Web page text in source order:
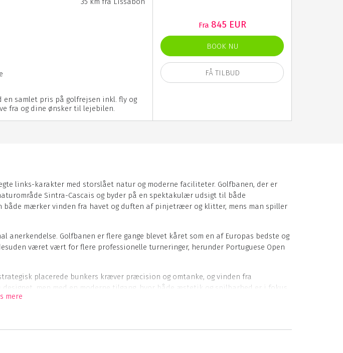
en samlet pris på golfrejsen inkl. fly og
fra og dine ønsker til lejebilen.
Fra 845 EUR
BOOK NU
FÅ TILBUD
links-karakter med storslået natur og moderne faciliteter. Golfbanen, der er
Sintra-Cascais og byder på en spektakulær udsigt til både
mærker vinden fra havet og duften af pinjetræer og klitter, mens man spiller
Golfbanen er flere gange blevet kåret som en af Europas bedste og
været vært for flere professionelle turneringer, herunder Portuguese Open
placerede bunkers kræver præcision og omtanke, og vinden fra
men med en moderne tilgang, hvor både æstetik og spilbarhed er i fokus.
og havet.
mere